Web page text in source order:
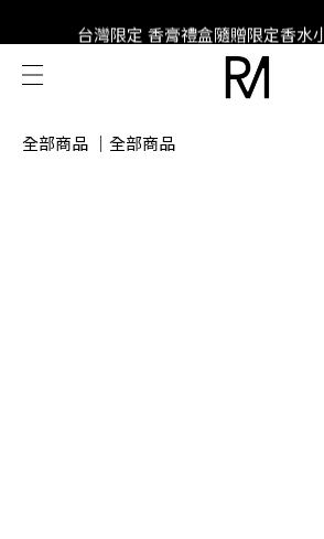
SUPER JUNIOR-D&E 全
台灣限定 香膏禮盒隨贈限定香水
SUPER JUNIOR-D&E 全
全部商品 全部商品